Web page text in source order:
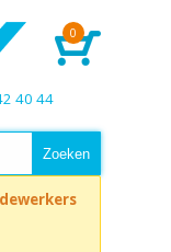
0
40 44